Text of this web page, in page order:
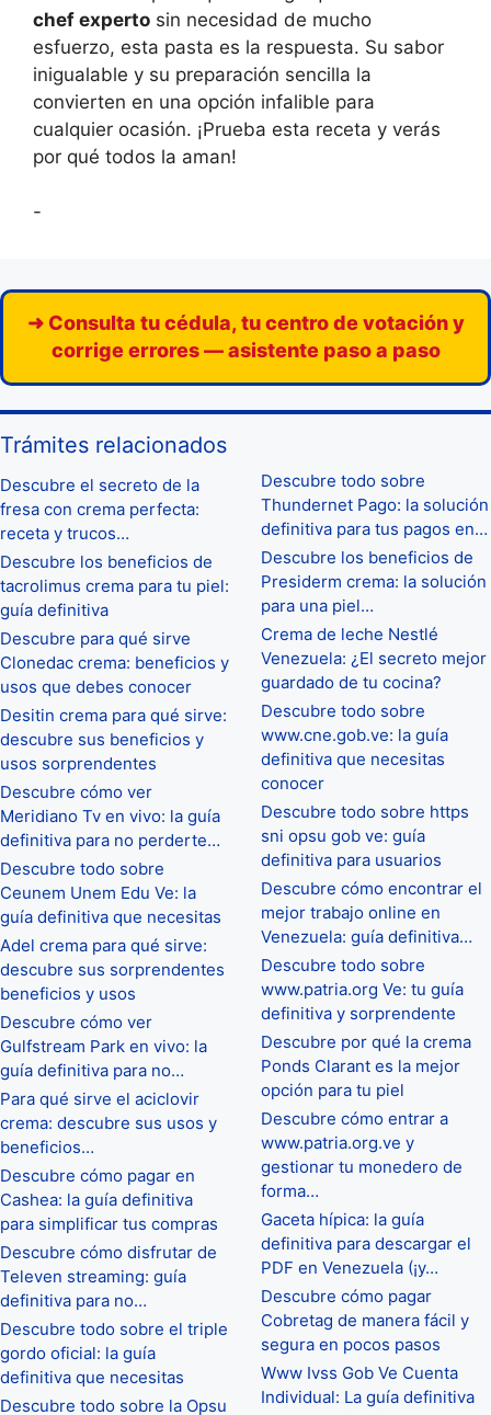
chef experto sin necesidad de mucho
esfuerzo, esta pasta es la respuesta. Su sabor
inigualable y su preparación sencilla la
convierten en una opción infalible para
cualquier ocasión. ¡Prueba esta receta y verás
por qué todos la aman!
-
➜ Consulta tu cédula, tu centro de votación y
corrige errores — asistente paso a paso
Trámites relacionados
Descubre el secreto de la
fresa con crema perfecta:
receta y trucos…
Descubre los beneficios de
tacrolimus crema para tu piel:
guía definitiva
Descubre para qué sirve
Clonedac crema: beneficios y
usos que debes conocer
Desitin crema para qué sirve:
descubre sus beneficios y
usos sorprendentes
Descubre cómo ver
Meridiano Tv en vivo: la guía
definitiva para no perderte…
Descubre todo sobre
Ceunem Unem Edu Ve: la
guía definitiva que necesitas
Adel crema para qué sirve:
descubre sus sorprendentes
beneficios y usos
Descubre cómo ver
Gulfstream Park en vivo: la
guía definitiva para no…
Para qué sirve el aciclovir
crema: descubre sus usos y
beneficios…
Descubre cómo pagar en
Cashea: la guía definitiva
para simplificar tus compras
Descubre cómo disfrutar de
Televen streaming: guía
definitiva para no…
Descubre todo sobre el triple
gordo oficial: la guía
definitiva que necesitas
Descubre todo sobre la Opsu
Descubre todo sobre
Thundernet Pago: la solución
definitiva para tus pagos en…
Descubre los beneficios de
Presiderm crema: la solución
para una piel…
Crema de leche Nestlé
Venezuela: ¿El secreto mejor
guardado de tu cocina?
Descubre todo sobre
www.cne.gob.ve: la guía
definitiva que necesitas
conocer
Descubre todo sobre https
sni opsu gob ve: guía
definitiva para usuarios
Descubre cómo encontrar el
mejor trabajo online en
Venezuela: guía definitiva…
Descubre todo sobre
www.patria.org Ve: tu guía
definitiva y sorprendente
Descubre por qué la crema
Ponds Clarant es la mejor
opción para tu piel
Descubre cómo entrar a
www.patria.org.ve y
gestionar tu monedero de
forma…
Gaceta hípica: la guía
definitiva para descargar el
PDF en Venezuela (¡y…
Descubre cómo pagar
Cobretag de manera fácil y
segura en pocos pasos
Www Ivss Gob Ve Cuenta
Individual: La guía definitiva